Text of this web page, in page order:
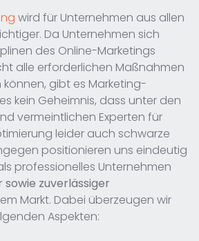
wird für Unternehmen aus allen
Da Unternehmen sich
des Online-Marketings
alle erforderlichen Maßnahmen
gibt es Marketing-
kein Geheimnis, dass unter den
vermeintlichen Experten für
leider auch schwarze
positionieren uns eindeutig
professionelles Unternehmen
zuverlässiger
Markt. Dabei überzeugen wir
Aspekten: